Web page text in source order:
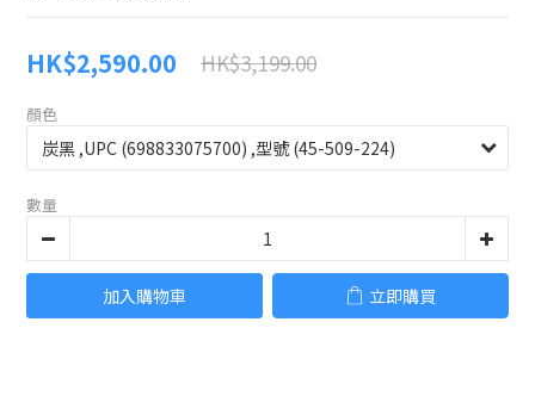
HK$2,590.00 HK$3,199.00
顏色
數量
加入購物車 立即購買